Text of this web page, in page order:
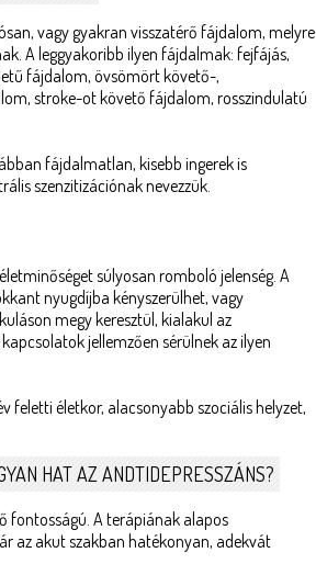
vagy gyakran visszatérő fájdalom, melyre
A leggyakoribb ilyen fájdalmak: fejfájás,
fájdalom, övsömört követő-,
stroke-ot követő fájdalom, rosszindulatú
fájdalmatlan, kisebb ingerek is
szenzitizációnak nevezzük.
súlyosan romboló jelenség. A
nyugdíjba kényszerülhet, vagy
megy keresztül, kialakul az
jellemzően sérülnek az ilyen
feletti életkor, alacsonyabb szociális helyzet,
HAT AZ ANDTIDEPRESSZÁNS?
fontosságú. A terápiának alapos
az akut szakban hatékonyan, adekvát